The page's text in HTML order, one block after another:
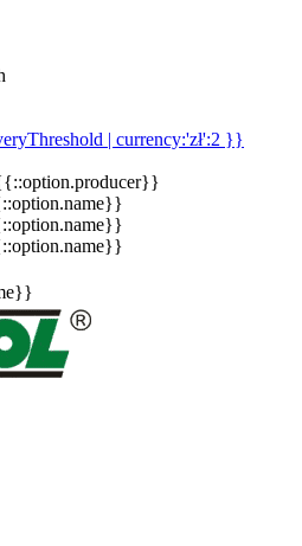
| currency:'zł':2 }}